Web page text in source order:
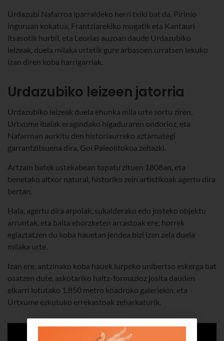
Urdazubi Nafarroa iparraldeko herri txiki bat da, Pirinio
inguruan kokatua, Frantziarekiko mugatik eta Kantauri
itsasotik hurbil, eta Leorlas auzoan daude Urdazubiko
leizeak, duela milaka urtetik gure arbasoen urratsen lekuko
izan diren koba harrigarriak.
Urdazubiko leizeen jatorria
Urdazubiko leizeak duela ehunka mila urte sortu ziren,
Urtxume ibaiak eragindako higaduraren ondorioz, eta
Nafarroan aurkitu den historiaurreko aztarnategi
garrantzitsuena dira, Goi Paleolitokoa zehazki.
Artzain batek ustekabean topatu zituen 1808an, eta
benetako altxor natural, historiko zein artistikoak agertu dira
bertan.
Hala, agertu dira arpoiak, sukalderako edo josteko objektu
arruntak, eta baita ehorzketen arrastoak ere; horrek
egiaztatzen du koba hauetan jendea bizi izan zela duela
milaka urte.
Izan ere, antzinako koba hauek lurpeko unibertso eskerga bat
osatzen dute, askotariko haitz-formazioz josita dauden
elkarri lotutako 1.850 metro koadroko galeriekin, eta
Urtxume ezkutuko errekastoak zeharkaturik.